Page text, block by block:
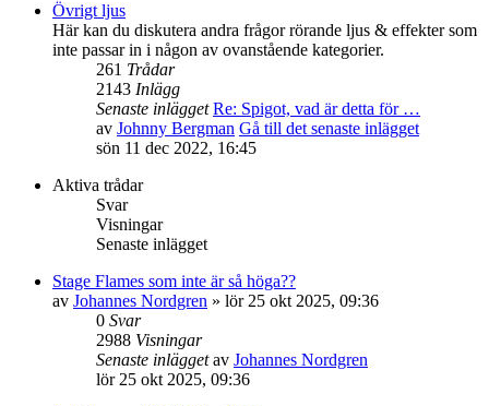
Övrigt ljus
Här kan du diskutera andra frågor rörande ljus & effekter som
inte passar in i någon av ovanstående kategorier.
261 Trådar
2143 Inlägg
Senaste inlägget Re: Spigot, vad är detta för …
av Johnny Bergman Gå till det senaste inlägget
sön 11 dec 2022, 16:45
Aktiva trådar
Svar
Visningar
Senaste inlägget
Stage Flames som inte är så höga??
av Johannes Nordgren » lör 25 okt 2025, 09:36
0 Svar
2988 Visningar
Senaste inläggetav Johannes Nordgren
lör 25 okt 2025, 09:36